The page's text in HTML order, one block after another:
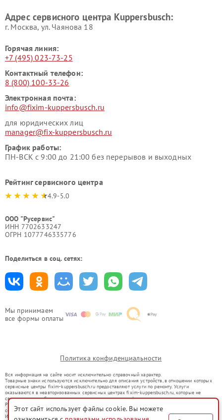
Мы принимаем
все формы оплаты
Ремонт сушильных машин Kuppersbusch
Адрес сервисного центра Kuppersbusch:
г. Москва, ул. Чаянова 18
Горячая линия:
+7 (495) 023-73-25
Контактный телефон:
8 (800) 100-33-26
Электронная почта:
info@fixim-kuppersbusch.ru
для юридических лиц
manager@fix-kuppersbusch.ru
График работы:
ПН-ВСК с 9:00 до 21:00 без перерывов и выходных
Рейтинг сервисного центра
4.9-5.0
ООО "Русервис"
ИНН 7702633247
ОГРН 1077746335776
Поделиться в соц. сетях:
Политика конфиденциальности
Вся информация на сайте носит исключительно справочный характер.
Товарные знаки используются исключительно для описания устройств, в отношении которых
сервисные центры fixim-kuppersbusch.ru предоставляют услуги по ремонту. Услуги
оказываются в неавторизованных сервисных центрах fixim-kuppersbusch.ru, которые не
связаны с правообладателями товарных знаков или их официальными представителями.
Ремонт осуществляется для устройств, уже введенных в гражданский оборот в соответствии
со статьей 1487 ГК РФ.
Использование товарных знаков не преследует цели индивидуализации услуг или введения
Этот сайт использует файлы cookie. Вы можете